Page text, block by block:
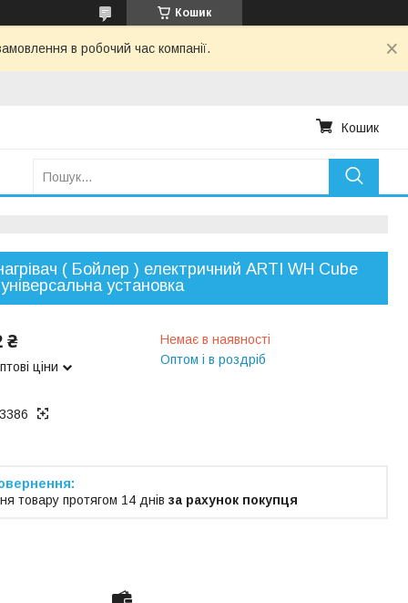
Кошик
в робочий час компанії.
Кошик
( Бойлер ) електричний ARTI WH Cube
установка
₴
ціни
Немає в наявності
Оптом і в роздріб
товару протягом 14 днів за рахунок покупця